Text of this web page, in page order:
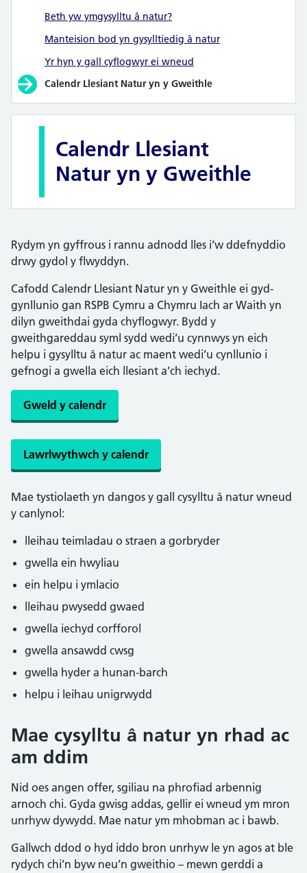
Beth yw ymgysylltu â natur?
Manteision bod yn gysylltiedig â natur
Yr hyn y gall cyflogwyr ei wneud
Calendr Llesiant Natur yn y Gweithle
Calendr Llesiant
Natur yn y Gweithle
Rydym yn gyffrous i rannu adnodd lles i’w ddefnyddio
drwy gydol y flwyddyn.
Cafodd Calendr Llesiant Natur yn y Gweithle ei gyd-
gynllunio gan RSPB Cymru a Chymru Iach ar Waith yn
dilyn gweithdai gyda chyflogwyr. Bydd y
gweithgareddau syml sydd wedi’u cynnwys yn eich
helpu i gysylltu â natur ac maent wedi’u cynllunio i
gefnogi a gwella eich llesiant a’ch iechyd.
Gweld y calendr
Lawrlwythwch y calendr
Mae tystiolaeth yn dangos y gall cysylltu â natur wneud
y canlynol:
lleihau teimladau o straen a gorbryder
gwella ein hwyliau
ein helpu i ymlacio
lleihau pwysedd gwaed
gwella iechyd corfforol
gwella ansawdd cwsg
gwella hyder a hunan-barch
helpu i leihau unigrwydd
Mae cysylltu â natur yn rhad ac
am ddim
Nid oes angen offer, sgiliau na phrofiad arbennig
arnoch chi. Gyda gwisg addas, gellir ei wneud ym mron
unrhyw dywydd. Mae natur ym mhobman ac i bawb.
Gallwch ddod o hyd iddo bron unrhyw le yn agos at ble
rydych chi’n byw neu’n gweithio – mewn gerddi a